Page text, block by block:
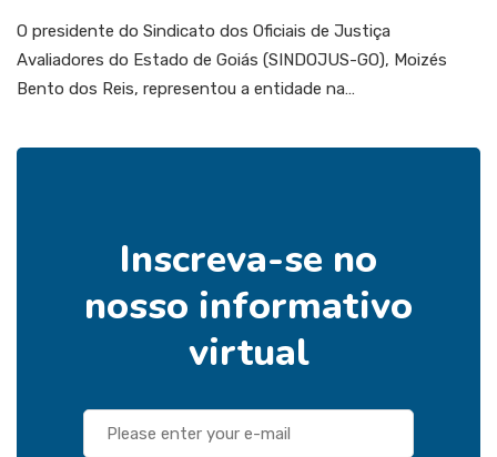
O presidente do Sindicato dos Oficiais de Justiça
Avaliadores do Estado de Goiás (SINDOJUS-GO), Moizés
Bento dos Reis, representou a entidade na…
Inscreva-se no
nosso informativo
virtual